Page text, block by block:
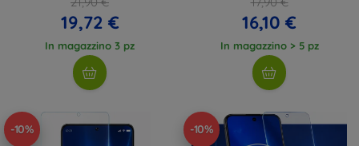
19,72 €
In magazzino 3 pz
16,10 €
In magazzino > 5 pz
-10% -10%